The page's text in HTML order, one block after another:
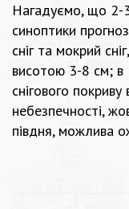
Нагадуємо, що 2-3
синоптики
сніг та мокрий
висотою 3-8 см; в
снігового
небезпечності,
півдня, можлива